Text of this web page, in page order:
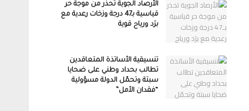
الأرصاد الجوية تحذر من موجة حر
قياسية بـ47 درجة وزخات رعدية مع
برَد ورياح قوية
تنسيقية الأساتذة المتعاقدين
تطالب بحداد وطني على ضحايا
سبتة وتحمّل الدولة مسؤولية
“فقدان الأمل”